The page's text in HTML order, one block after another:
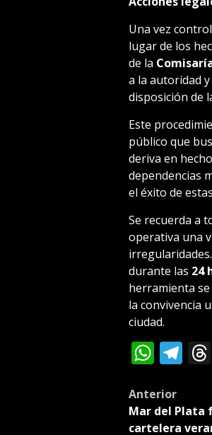
Una vez
lugar de los
de la
a la autoridad
disposición de
Este
público que
deriva en
dependencias
el éxito de
Se recuerda a
operativa una
durante las 24
herramienta
la convivencia
ciudad.
Post
Anterior
Mar del Plata
cartelera